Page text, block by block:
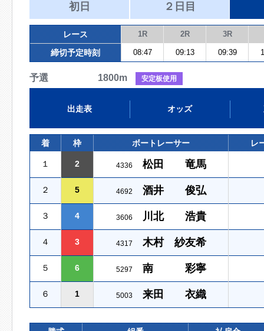
初日 ２日目
レース 1R 2R 3R
締切予定時刻 08:47 09:13 09:39
予選 1800m 安定板使用
出走表 オッズ
着 枠 ボートレーサー レ
１ 2 4336 松田 竜馬
２ 5 4692 酒井 俊弘
３ 4 3606 川北 浩貴
４ 3 4317 木村 紗友希
５ 6 5297 南 彩寧
６ 1 5003 来田 衣織